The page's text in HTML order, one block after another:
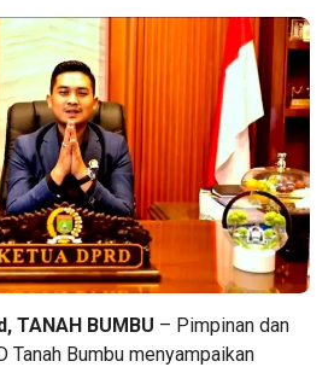
TANAH BUMBU – Pimpinan dan
Tanah Bumbu menyampaikan